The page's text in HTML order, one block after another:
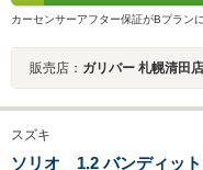
カーセンサーアフター保証がBプラン
販売店： ガリバー 札幌清田店
スズキ
ソリオ 1.2 バンディッ